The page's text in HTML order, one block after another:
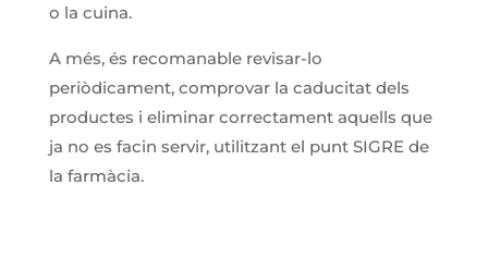
o la cuina.
A més, és recomanable revisar-lo
periòdicament, comprovar la caducitat dels
productes i eliminar correctament aquells que
ja no es facin servir, utilitzant el punt SIGRE de
la farmàcia.